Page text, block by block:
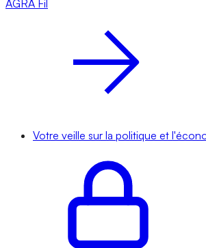
AGRA Fil
Votre veille sur la politique et